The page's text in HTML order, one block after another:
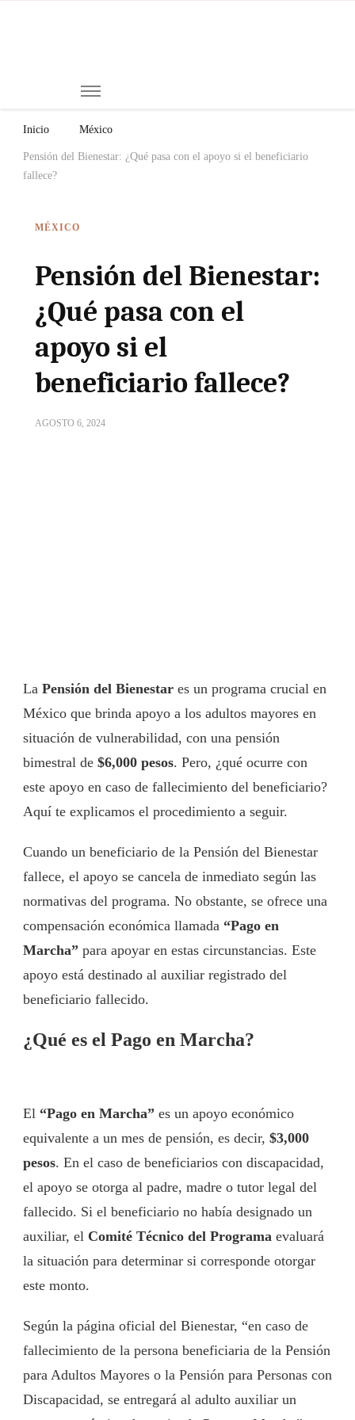
Inicio México
Pensión del Bienestar: ¿Qué pasa con el apoyo si el beneficiario
fallece?
MÉXICO
Pensión del Bienestar:
¿Qué pasa con el
apoyo si el
beneficiario fallece?
AGOSTO 6, 2024
La Pensión del Bienestar es un programa crucial en
México que brinda apoyo a los adultos mayores en
situación de vulnerabilidad, con una pensión
bimestral de $6,000 pesos. Pero, ¿qué ocurre con
este apoyo en caso de fallecimiento del beneficiario?
Aquí te explicamos el procedimiento a seguir.
Cuando un beneficiario de la Pensión del Bienestar
fallece, el apoyo se cancela de inmediato según las
normativas del programa. No obstante, se ofrece una
compensación económica llamada “Pago en
Marcha” para apoyar en estas circunstancias. Este
apoyo está destinado al auxiliar registrado del
beneficiario fallecido.
¿Qué es el Pago en Marcha?
El “Pago en Marcha” es un apoyo económico
equivalente a un mes de pensión, es decir, $3,000
pesos. En el caso de beneficiarios con discapacidad,
el apoyo se otorga al padre, madre o tutor legal del
fallecido. Si el beneficiario no había designado un
auxiliar, el Comité Técnico del Programa evaluará
la situación para determinar si corresponde otorgar
este monto.
Según la página oficial del Bienestar, “en caso de
fallecimiento de la persona beneficiaria de la Pensión
para Adultos Mayores o la Pensión para Personas con
Discapacidad, se entregará al adulto auxiliar un